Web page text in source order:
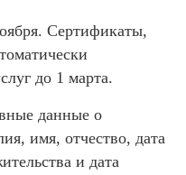
Сертификаты,
до 1 марта.
данные о
имя, отчество, дата
и дата